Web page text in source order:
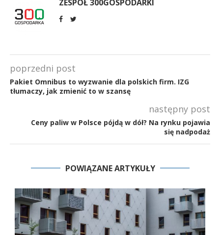
ZESPÓŁ 300GOSPODARKI
poprzedni post
Pakiet Omnibus to wyzwanie dla polskich firm. IZG
tłumaczy, jak zmienić to w szansę
następny post
Ceny paliw w Polsce pójdą w dół? Na rynku pojawia
się nadpodaż
POWIĄZANE ARTYKUŁY